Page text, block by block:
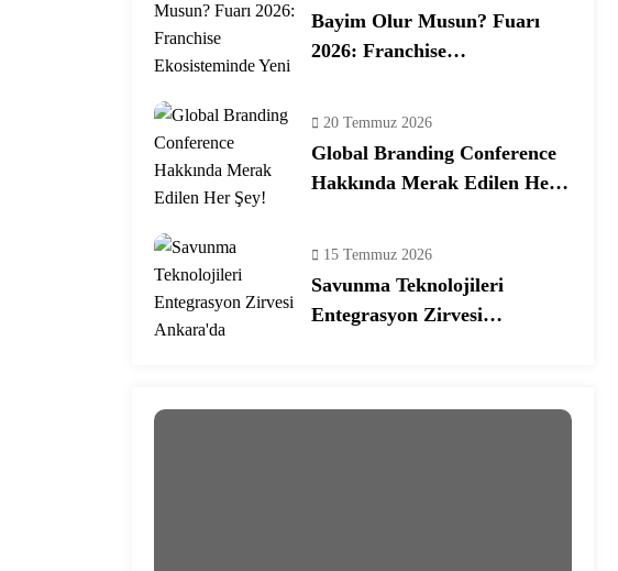
Bayim Olur Musun? Fuarı
2026: Franchise
20 Temmuz 2026
Global Branding Conference
Hakkında Merak Edilen Her
15 Temmuz 2026
Savunma Teknolojileri
Entegrasyon Zirvesi